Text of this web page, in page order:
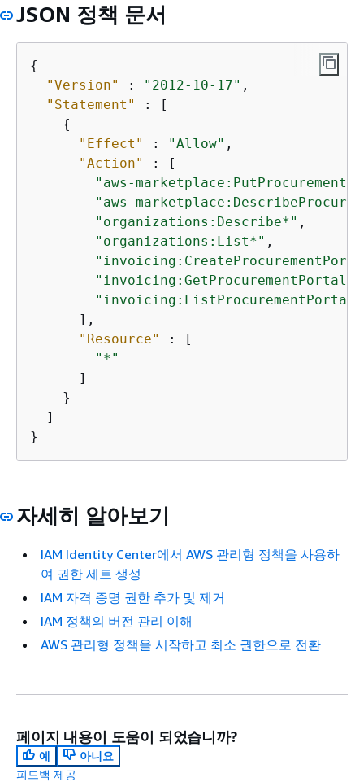
JSON 정책 문서
{
"Version"
: "2012-10-17" ,
"Statement"
: [
{
"Effect"
: "Allow" ,
"Action"
: [
"aws-
"aws-
"organizations:Describe*" ,
"organizations:List*" ,
      ],
"Resource"
: [
"*"
      ]
    }
  ]
}
자세히 알아보기
IAM Identity Center에서 AWS 관리형 정책을 사용하
여 권한 세트 생성
IAM 자격 증명 권한 추가 및 제거
IAM 정책의 버전 관리 이해
AWS 관리형 정책을 시작하고 최소 권한으로 전환
페이지 내용이 도움이 되었습니까?
예
아니요
피드백 제공